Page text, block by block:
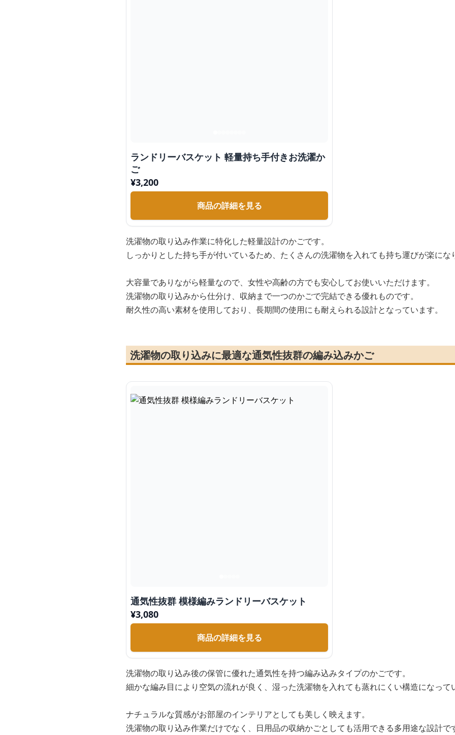
ランドリーバスケット 軽量持ち手付きお洗濯か
ご
¥3,200
商品の詳細を見る
洗濯物の取り込み作業に特化した軽量設計のかごです。
しっかりとした持ち手が付いているため、たくさんの洗濯物を入れても持ち運びが楽にな
大容量でありながら軽量なので、女性や高齢の方でも安心してお使いいただけます。
洗濯物の取り込みから仕分け、収納まで一つのかごで完結できる優れものです。
耐久性の高い素材を使用しており、長期間の使用にも耐えられる設計となっています。
洗濯物の取り込みに最適な通気性抜群の編み込みかご
通気性抜群 模様編みランドリーバスケット
¥3,080
商品の詳細を見る
洗濯物の取り込み後の保管に優れた通気性を持つ編み込みタイプのかごです。
細かな編み目により空気の流れが良く、湿った洗濯物を入れても蒸れにくい構造になって
ナチュラルな質感がお部屋のインテリアとしても美しく映えます。
洗濯物の取り込み作業だけでなく、日用品の収納かごとしても活用できる多用途な設計で